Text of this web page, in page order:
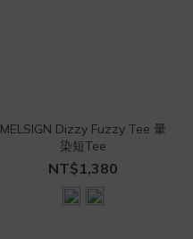
MELSIGN Dizzy Fuzzy Tee 暈
染短Tee
NT$1,380